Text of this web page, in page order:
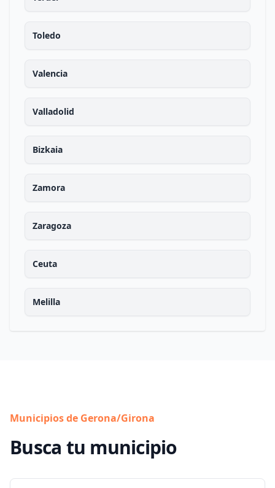
Toledo
Valencia
Valladolid
Bizkaia
Zamora
Zaragoza
Ceuta
Melilla
Municipios de Gerona/Girona
Busca tu municipio